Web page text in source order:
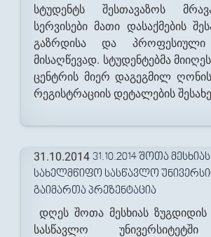
სტუდენტს შესთავაზოს
სერვისები მათი დასაქმების
გაზრდისა და პროფესიული
მისაღწევად. სტუდენტებმა
ცენტრის მიერ დაგეგმილ
რეგისტრაციის დეტალების
31.10.2014 31.10.2014 ᲨᲝᲗᲐ
ᲡᲐᲮᲔᲚᲛᲬᲘᲤᲝ ᲡᲐᲡᲬᲐᲕᲚᲝ
ᲒᲐᲘᲛᲐᲠᲗᲐ ᲞᲠᲔᲖᲔᲜᲢᲐᲪᲘᲐ
დღეს შოთა მესხიას
სასწავლო